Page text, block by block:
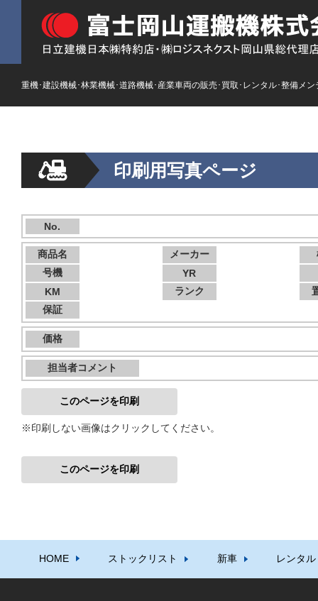
重機･建設機械･林業機械･道路機械･産業車両の販売･買取･レンタル･整備メン
印刷用写真ページ
No.
商品名 メーカー
号機
YR
KM
ランク
保証
価格
担当者コメント
このページを印刷
※印刷しない画像はクリックしてください。
このページを印刷
HOME ストックリスト 新車 レンタル